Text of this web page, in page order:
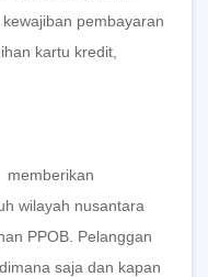
pembayaran
kartu kredit,
memberikan
wilayah nusantara
PPOB. Pelanggan
saja dan kapan